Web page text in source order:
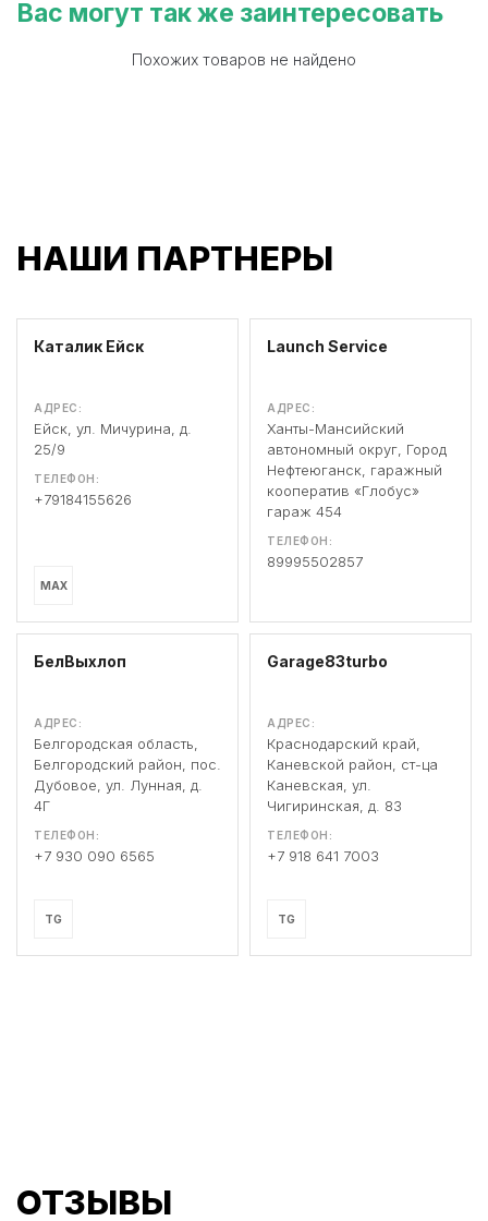
Вас могут так же заинтересовать
Похожих товаров не найдено
НАШИ ПАРТНЕРЫ
Каталик Ейск
АДРЕС:
Ейск, ул. Мичурина, д.
25/9
ТЕЛЕФОН:
+79184155626
MAX
Launch Service
АДРЕС:
Ханты-Мансийский
автономный округ, Город
Нефтеюганск, гаражный
кооператив «Глобус»
гараж 454
ТЕЛЕФОН:
89995502857
БелВыхлоп
АДРЕС:
Белгородская область,
Белгородский район, пос.
Дубовое, ул. Лунная, д.
4Г
ТЕЛЕФОН:
+7 930 090 6565
TG
Garage83turbo
АДРЕС:
Краснодарский край,
Каневской район, ст-ца
Каневская, ул.
Чигиринская, д. 83
ТЕЛЕФОН:
+7 918 641 7003
TG
ОТЗЫВЫ